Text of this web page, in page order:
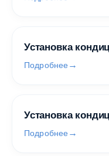
Установка
Подробнее
Установка
Подробнее